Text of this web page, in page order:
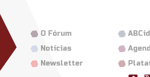
O Fórum
Notícias
Newsletter